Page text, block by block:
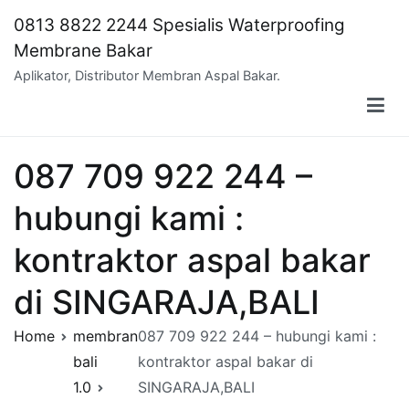
content
0813 8822 2244 Spesialis Waterproofing
Membrane Bakar
Aplikator, Distributor Membran Aspal Bakar.
087 709 922 244 –
hubungi kami :
kontraktor aspal bakar
di SINGARAJA,BALI
Home
membran
bali
1.0
087 709 922 244 – hubungi kami :
kontraktor aspal bakar di
SINGARAJA,BALI